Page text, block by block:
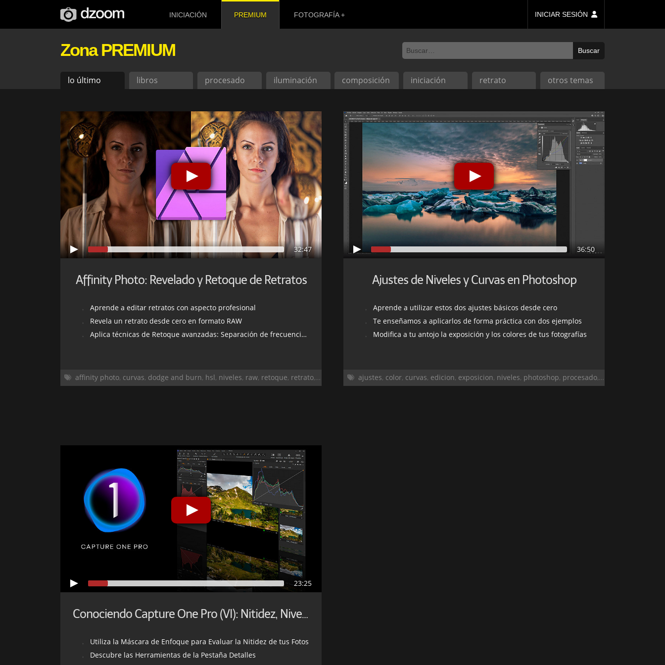
INICIACIÓN PREMIUM FOTOGRAFÍA INICIAR SESIÓN
Zona PREMIUM
lo último libros procesado iluminación composición iniciación retrato otros temas
32:47
Affinity Photo: Revelado y Retoque de Retratos
Aprende a editar retratos con aspecto profesional
Revela un retrato desde cero en formato RAW
Aplica técnicas de Retoque avanzadas: Separación de frecuencias, Dodge & Burn, etc.
affinity photo, curvas, dodge and burn, hsl, niveles, raw, retoque, retrato, revelado ,separacion de frecuencias
36:50
Ajustes de Niveles y Curvas en Photoshop
Aprende a utilizar estos dos ajustes básicos desde cero
Te enseñamos a aplicarlos de forma práctica con dos ejemplos
Modifica a tu antojo la exposición y los colores de tus fotografías
ajustes, color, curvas, edicion, exposicion, niveles, photoshop, procesado, retoque
23:25
Conociendo Capture One Pro (VI): Nitidez, Niveles y Curva
Utiliza la Máscara de Enfoque para Evaluar la Nitidez de tus Fotos
Descubre las Herramientas de la Pestaña Detalles